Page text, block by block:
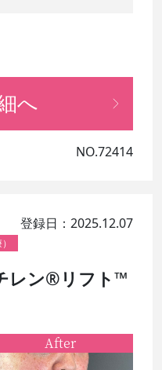
へ
NO.72414
登録日：2025.12.07
レン®リフト™
After